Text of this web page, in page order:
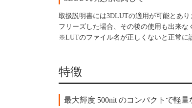
取扱説明書には3DLUTの適用が可能とあ
フリーズした場合、その後の使用も出来な
※LUTのファイル名が正しくないと正常に
特徴
最大輝度 500nit のコンパクトで軽